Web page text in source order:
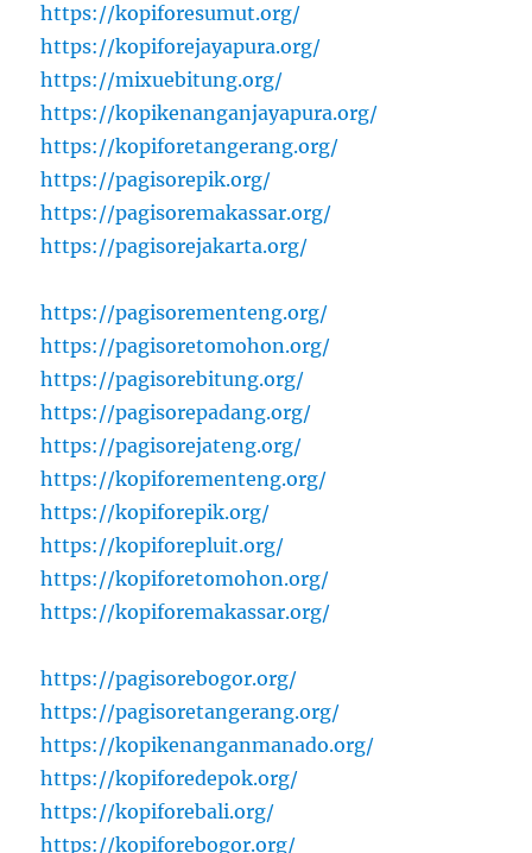
https://kopiforesumut.org/
https://kopiforejayapura.org/
https://mixuebitung.org/
https://kopikenanganjayapura.org/
https://kopiforetangerang.org/
https://pagisorepik.org/
https://pagisoremakassar.org/
https://pagisorejakarta.org/
https://pagisorementeng.org/
https://pagisoretomohon.org/
https://pagisorebitung.org/
https://pagisorepadang.org/
https://pagisorejateng.org/
https://kopiforementeng.org/
https://kopiforepik.org/
https://kopiforepluit.org/
https://kopiforetomohon.org/
https://kopiforemakassar.org/
https://pagisorebogor.org/
https://pagisoretangerang.org/
https://kopikenanganmanado.org/
https://kopiforedepok.org/
https://kopiforebali.org/
https://kopiforebogor.org/